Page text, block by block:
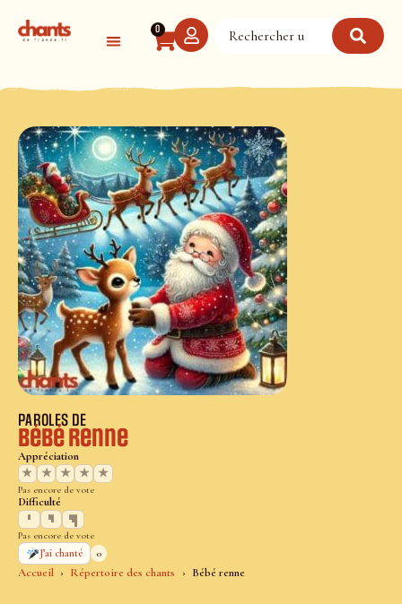
0
Accueil Répertoire des chants Bébé renne
PAROLES DE
Bébé renne
Appréciation
★
★ ★ ★ ★
Pas encore de vote
Difficulté
Pas encore de vote
J’ai chanté
0